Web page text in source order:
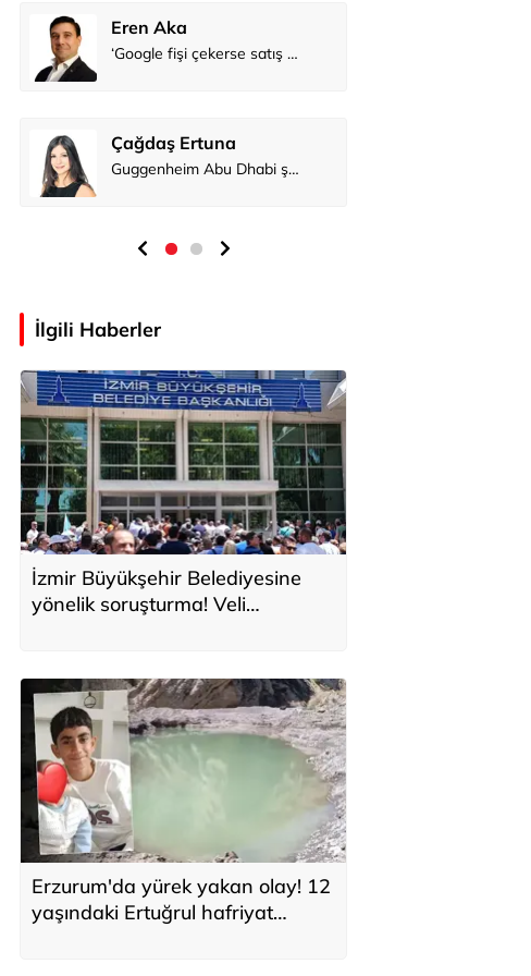
İlgili Haberler
İzmir Büyükşehir Belediyesine
yönelik soruşturma! Veli
Erzurum'da yürek yakan olay! 12
yaşındaki Ertuğrul hafriyat